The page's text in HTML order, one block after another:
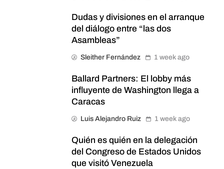
Dudas y divisiones en el arranque
del diálogo entre “las dos
Asambleas”
Sleither Fernández 1 week ago
Ballard Partners: El lobby más
influyente de Washington llega a
Caracas
Luis Alejandro Ruiz 1 week ago
Quién es quién en la delegación
del Congreso de Estados Unidos
que visitó Venezuela